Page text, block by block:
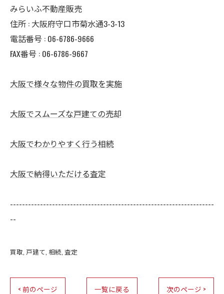
みらいふ不動産販売
住所 : 大阪府守口市菊水通3-3-13
電話番号 : 06-6786-9666
FAX番号 : 06-6786-9667
大阪で様々な物件の買取を実施
大阪でスムーズな戸建ての売却
大阪でわかりやすく行う相続
大阪で納得いただける査定
--------------------------------------------------------------------
--
買取 戸建て 相続 査定
< 前のページ 一覧に戻る 次のページ >